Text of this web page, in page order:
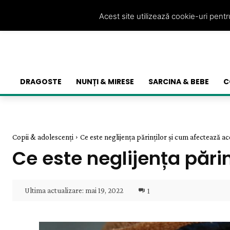
DRAGOSTE NUNȚI & MIRESE SARCINA & BEBE
Copii & adolescenți Ce este neglijența părinților și cum afectează
Ce este neglijența
Ultima actualizare: mai 19, 2022 1
Acest site utilizează cookie-uri